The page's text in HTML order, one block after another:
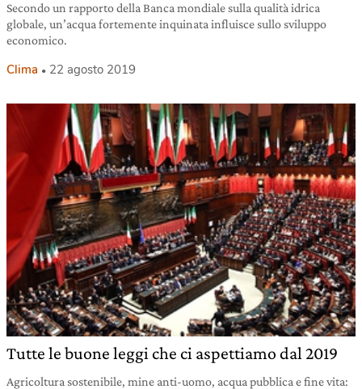
Secondo un rapporto della Banca mondiale sulla qualità idrica
globale, un’acqua fortemente inquinata influisce sullo sviluppo
economico.
Clima 22 agosto 2019
Tutte le buone leggi che ci aspettiamo dal 2019
Agricoltura sostenibile, mine anti-uomo, acqua pubblica e fine vita: